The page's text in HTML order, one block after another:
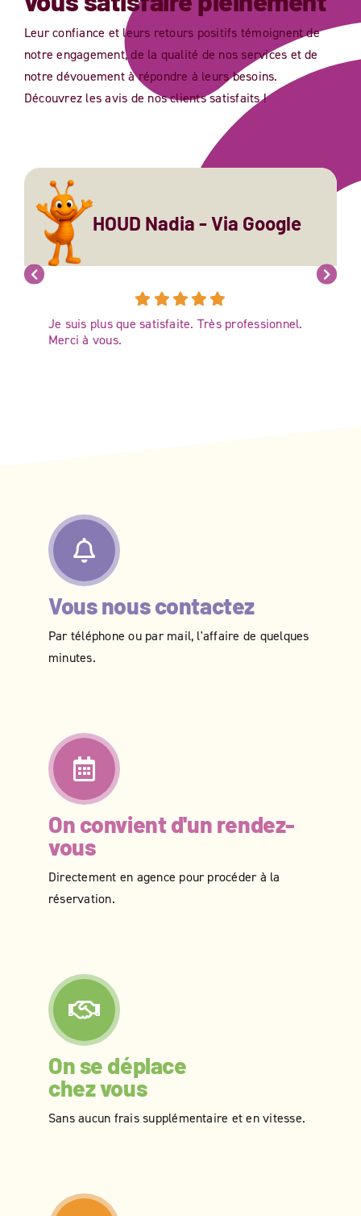
Leur confiance et leurs retours positifs témoignent de
notre engagement, de la qualité de nos services et de
notre dévouement à répondre à leurs besoins.
Découvrez les avis de nos clients satisfaits !
HOUD Nadia - Via Google
Je suis plus que satisfaite. Très professionnel.
Merci à vous.
Vous nous contactez
Par téléphone ou par mail, l'affaire de quelques
minutes.
On convient d'un rendez-
vous
Directement en agence pour procéder à la
réservation.
On se déplace
chez vous
Sans aucun frais supplémentaire et en vitesse.